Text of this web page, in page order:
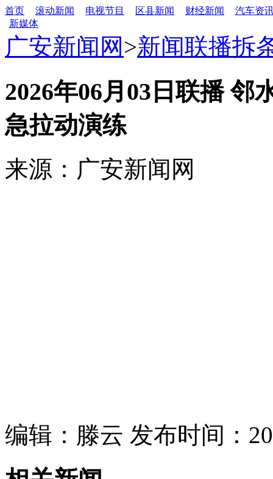
首页 滚动新闻 电视节目 区县新闻 财经新闻
汽车资
新媒体
广安新闻网 >新闻联播拆
2026年06月03日联播 邻
急拉动演练
来源：广安新闻网
编辑：滕云 发布时间：